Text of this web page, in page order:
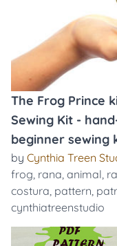
The Frog Prince
Sewing Kit -
beginner sewing
by Cynthia Treen
frog, rana, animal,
costura, pattern,
cynthiatreenstudio